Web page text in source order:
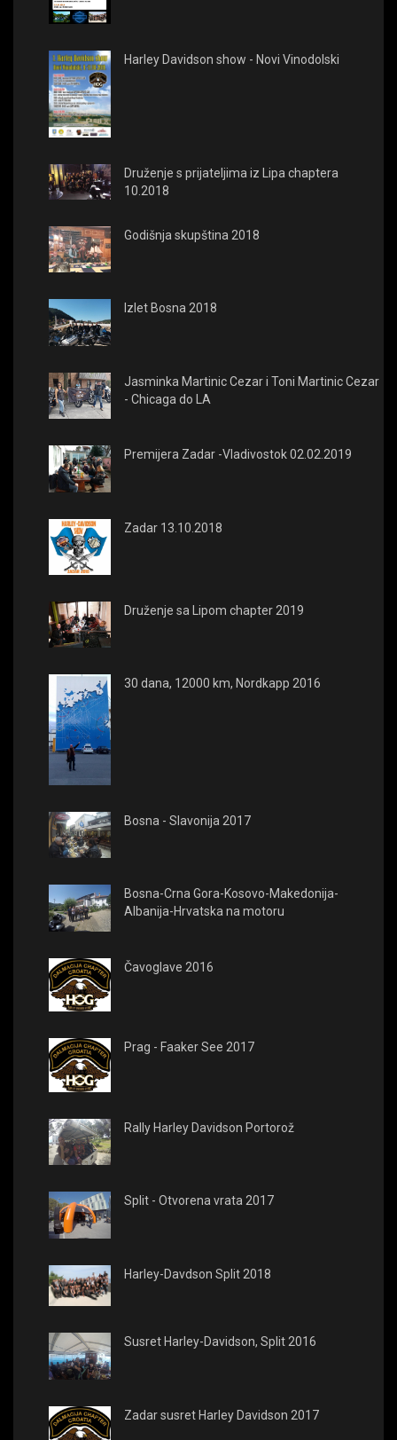
Harley Davidson show - Novi Vinodolski
Druženje s prijateljima iz Lipa chaptera
10.2018
Godišnja skupština 2018
Izlet Bosna 2018
Jasminka Martinic Cezar i Toni Martinic Cezar
- Chicaga do LA
Premijera Zadar -Vladivostok 02.02.2019
Zadar 13.10.2018
Druženje sa Lipom chapter 2019
30 dana, 12000 km, Nordkapp 2016
Bosna - Slavonija 2017
Bosna-Crna Gora-Kosovo-Makedonija-
Albanija-Hrvatska na motoru
Čavoglave 2016
Prag - Faaker See 2017
Rally Harley Davidson Portorož
Split - Otvorena vrata 2017
Harley-Davdson Split 2018
Susret Harley-Davidson, Split 2016
Zadar susret Harley Davidson 2017